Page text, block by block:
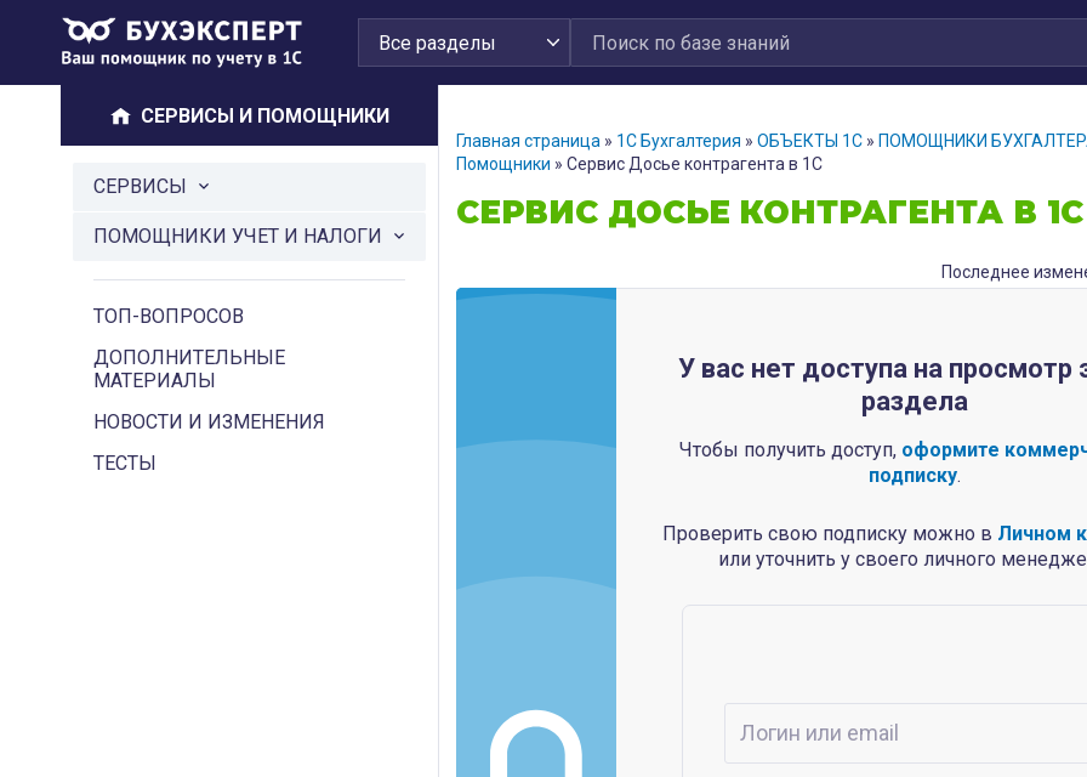
Главная страница » 1С Бухгалтерия » ОБЪЕКТЫ 1С » ПОМОЩНИКИ
Помощники » Сервис Досье контрагента в 1С
СЕРВИС ДОСЬЕ КОНТРАГЕНТА В 1С
Последнее
У вас нет доступа на просмотр
раздела
Чтобы получить доступ, оформите
подписку.
Проверить свою подписку можно в Личном
или уточнить у своего личного
СЕРВИСЫ И ПОМОЩНИКИ
СЕРВИСЫ
ПОМОЩНИКИ УЧЕТ И НАЛОГИ
ТОП-ВОПРОСОВ
ДОПОЛНИТЕЛЬНЫЕ
МАТЕРИАЛЫ
НОВОСТИ И ИЗМЕНЕНИЯ
ТЕСТЫ